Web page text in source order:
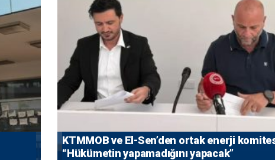
KTMMOB ve El-Sen’den ortak enerji
“Hükümetin yapamadığını yapacak”